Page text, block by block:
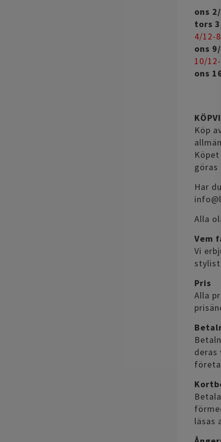
ons
tors
4/12-
ons
10/
ons
Köp
göras
Har
Alla
Vem
Vi
Pris
Alla
läsas